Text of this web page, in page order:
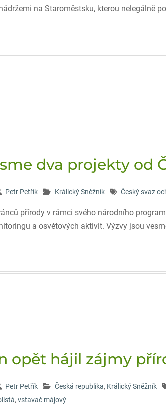
na Staroměstsku, kterou nelegálně
dva projekty od
Petr Petřík Králický Sněžník Český svaz
přírody v rámci svého národního
a osvětových aktivit. Výzvy jsou
opět hájil zájmy
Petr Petřík Česká republika, Králický Sněžník
, vstavač májový